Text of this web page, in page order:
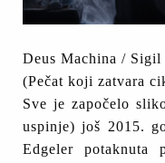
Deus Machina / Sigil
(Pečat koji zatvara
Sve je započelo
uspinje) još 2015.
Edgeler potaknuta